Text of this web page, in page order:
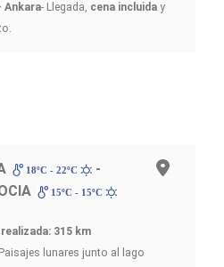
Ankara- Llegada, cena incluida y
18ºC - 22ºC
-
15ºC - 15ºC
315 km
Paisajes lunares junto al lago